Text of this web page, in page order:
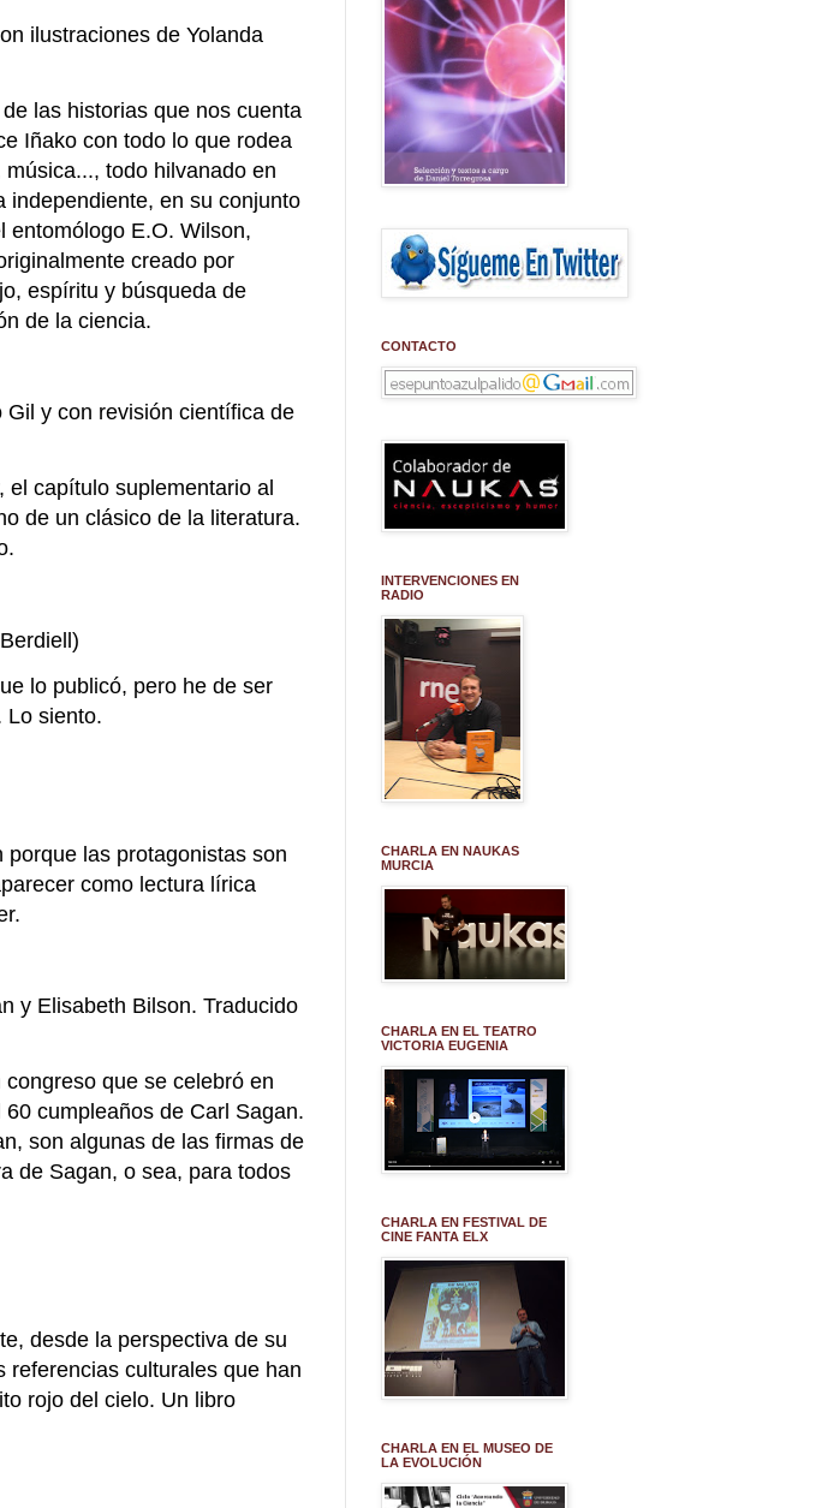
ilustraciones de Yolanda
las historias que nos cuenta
Iñako con todo lo que rodea
todo hilvanado en
independiente, en su conjunto
entomólogo E.O. Wilson,
creado por
espíritu y búsqueda de
de la ciencia.
y con revisión científica de
capítulo suplementario al
de un clásico de la literatura.
lo publicó, pero he de ser
Lo siento.
las protagonistas son
como lectura lírica
y Elisabeth Bilson. Traducido
que se celebró en
cumpleaños de Carl Sagan.
son algunas de las firmas de
de Sagan, o sea, para todos
desde la perspectiva de su
referencias culturales que han
rojo del cielo. Un libro
CONTACTO
INTERVENCIONES EN
RADIO
CHARLA EN NAUKAS
MURCIA
CHARLA EN EL TEATRO
VICTORIA EUGENIA
CHARLA EN FESTIVAL DE
CINE FANTA ELX
CHARLA EN EL MUSEO DE
LA EVOLUCIÓN